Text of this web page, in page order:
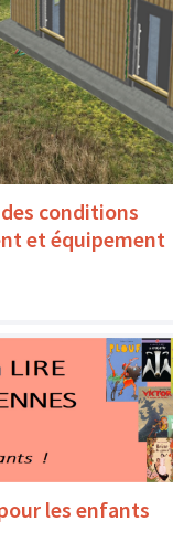
conditions
et équipement
les enfants